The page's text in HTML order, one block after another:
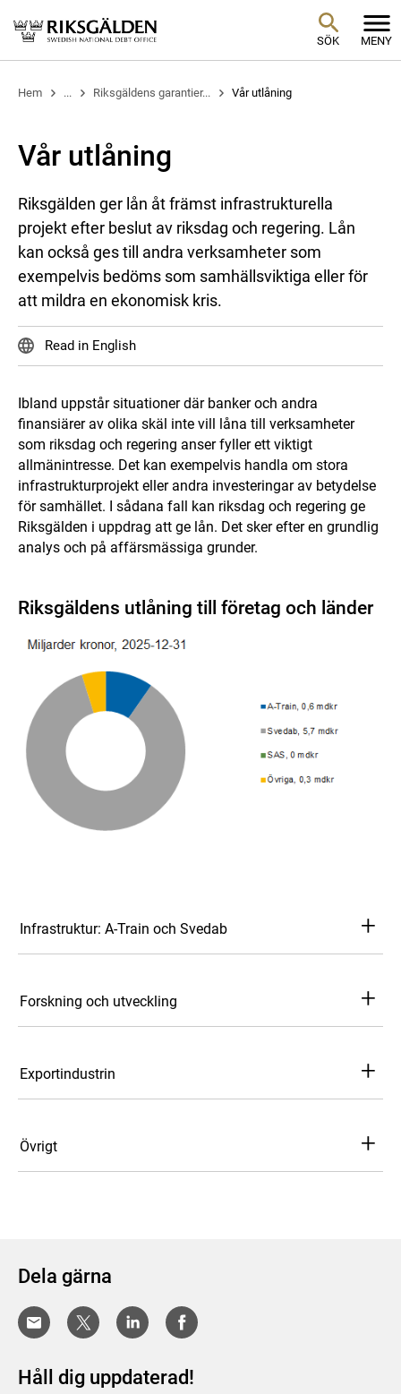
SÖK MENY
Hem ... Riksgäldens garantier... Vår utlåning
Vår utlåning
Riksgälden ger lån åt främst infrastrukturella
projekt efter beslut av riksdag och regering. Lån
kan också ges till andra verksamheter som
exempelvis bedöms som samhällsviktiga eller för
att mildra en ekonomisk kris.
Read in English
Ibland uppstår situationer där banker och andra
finansiärer av olika skäl inte vill låna till verksamheter
som riksdag och regering anser fyller ett viktigt
allmänintresse. Det kan exempelvis handla om stora
infrastrukturprojekt eller andra investeringar av betydelse
för samhället. I sådana fall kan riksdag och regering ge
Riksgälden i uppdrag att ge lån. Det sker efter en grundlig
analys och på affärsmässiga grunder.
Riksgäldens utlåning till företag och länder
Infrastruktur: A-Train och Svedab +
Forskning och utveckling +
Exportindustrin +
Övrigt +
Dela gärna
Håll dig uppdaterad!